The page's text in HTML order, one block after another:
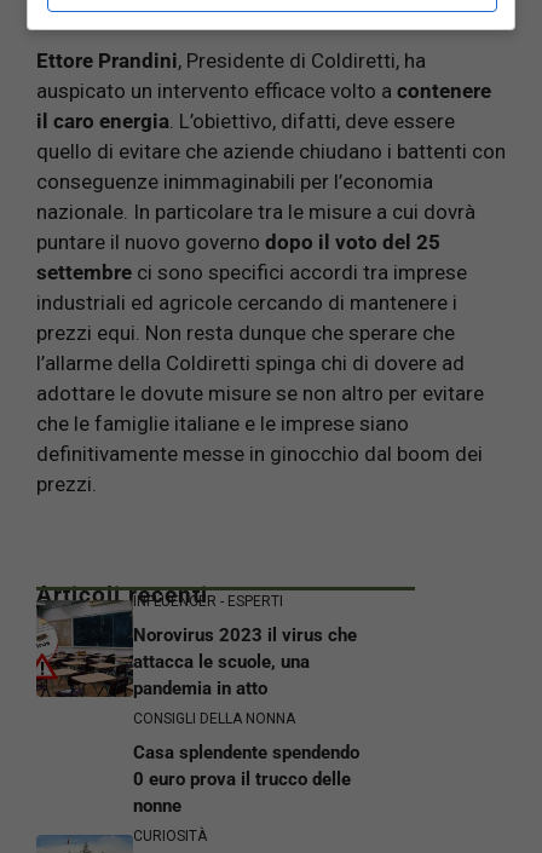
Ettore Prandini, Presidente di Coldiretti, ha
auspicato un intervento efficace volto a contenere
il caro energia. L’obiettivo, difatti, deve essere
quello di evitare che aziende chiudano i battenti con
conseguenze inimmaginabili per l’economia
nazionale. In particolare tra le misure a cui dovrà
puntare il nuovo governo dopo il voto del 25
settembre ci sono specifici accordi tra imprese
industriali ed agricole cercando di mantenere i
prezzi equi. Non resta dunque che sperare che
l’allarme della Coldiretti spinga chi di dovere ad
adottare le dovute misure se non altro per evitare
che le famiglie italiane e le imprese siano
definitivamente messe in ginocchio dal boom dei
prezzi.
Articoli recentiINFLUENCER - ESPERTI
Norovirus 2023 il virus che
attacca le scuole, una
pandemia in atto
CONSIGLI DELLA NONNA
Casa splendente spendendo
0 euro prova il trucco delle
nonne
CURIOSITÀ